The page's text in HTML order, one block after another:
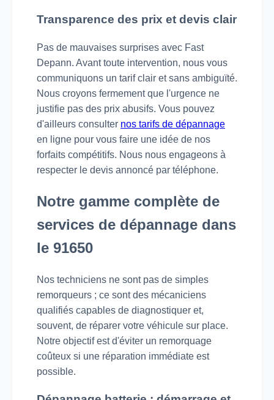
Transparence des prix et devis clair
Pas de mauvaises surprises avec Fast
Depann. Avant toute intervention, nous vous
communiquons un tarif clair et sans ambiguïté.
Nous croyons fermement que l'urgence ne
justifie pas des prix abusifs. Vous pouvez
d'ailleurs consulter nos tarifs de dépannage
en ligne pour vous faire une idée de nos
forfaits compétitifs. Nous nous engageons à
respecter le devis annoncé par téléphone.
Notre gamme complète de
services de dépannage dans
le 91650
Nos techniciens ne sont pas de simples
remorqueurs ; ce sont des mécaniciens
qualifiés capables de diagnostiquer et,
souvent, de réparer votre véhicule sur place.
Notre objectif est d'éviter un remorquage
coûteux si une réparation immédiate est
possible.